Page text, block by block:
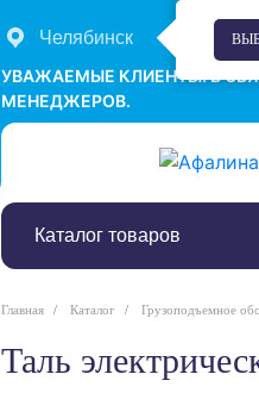
Челябинск +7
УВАЖАЕМЫЕ КЛИЕНТЫ! В
МЕНЕДЖЕРОВ.
Каталог товаров
Главная Каталог Грузоподъемное
Таль